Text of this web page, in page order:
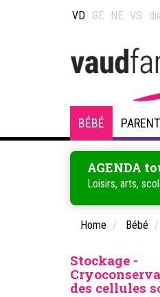
VD GE NE VS
BÉBÉ
AGENDA
Loisirs, arts,
Home Bébé
Stockage -
des cellules